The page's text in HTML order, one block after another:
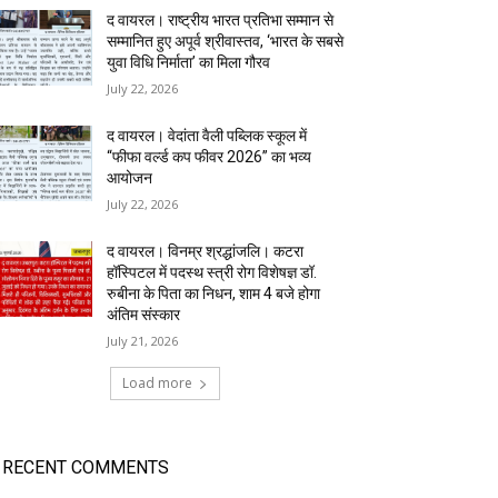
द वायरल। राष्ट्रीय भारत प्रतिभा सम्मान से
सम्मानित हुए अपूर्व श्रीवास्तव, ‘भारत के सबसे
युवा विधि निर्माता’ का मिला गौरव
July 22, 2026
द वायरल। वेदांता वैली पब्लिक स्कूल में
“फीफा वर्ल्ड कप फीवर 2026” का भव्य
आयोजन
July 22, 2026
द वायरल। विनम्र श्रद्धांजलि। कटरा
हॉस्पिटल में पदस्थ स्त्री रोग विशेषज्ञ डॉ.
रुबीना के पिता का निधन, शाम 4 बजे होगा
अंतिम संस्कार
July 21, 2026
Load more
RECENT COMMENTS